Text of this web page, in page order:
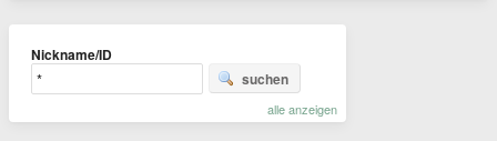
Nickname/ID
suchen
alle anzeigen